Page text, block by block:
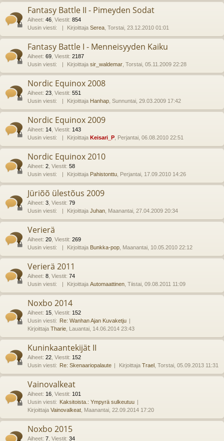
Fantasy Battle II - Pimeyden Sodat
Aiheet: 46 Viestit: 854
Uusin viesti:
Kirjoittaja Serea , Torstai, 23.12.2010 01:01
Fantasy Battle I - Menneisyyden Kaiku
Aiheet: 69 Viestit: 2187
Uusin viesti:
Kirjoittaja sir_waldemar , Torstai, 05.11.2009 22:28
Nordic Equinox 2008
Aiheet: 23 Viestit: 551
Uusin viesti:
Kirjoittaja Hanhap , Sunnuntai, 29.03.2009 17:42
Nordic Equinox 2009
Aiheet: 14 Viestit: 143
Uusin viesti:
Kirjoittaja Keisari_P , Perjantai, 06.08.2010 22:51
Nordic Equinox 2010
Aiheet: 2 Viestit: 58
Uusin viesti:
Kirjoittaja Pahistonttu , Perjantai, 17.09.2010 14:26
Jüriõõ ülestõus 2009
Aiheet: 3 Viestit: 79
Uusin viesti:
Kirjoittaja Juhan , Maanantai, 27.04.2009 20:34
Verierä
Aiheet: 20 Viestit: 269
Uusin viesti:
Kirjoittaja Bunkka-pop , Maanantai, 10.05.2010 22:12
Verierä 2011
Aiheet: 8 Viestit: 74
Uusin viesti:
Kirjoittaja Automaattinen , Tiistai, 09.08.2011 11:09
Noxbo 2014
Aiheet: 15 Viestit: 152
Uusin viesti: Re: Wanhan Ajan Kuvaketju
Kirjoittaja Tharie , Lauantai, 14.06.2014 23:43
Kuninkaantekijät II
Aiheet: 22 Viestit: 152
Uusin viesti: Re: Skenaariopalaute Kirjoittaja Trael , Torstai, 05.09.2013 11:31
Vainovalkeat
Aiheet: 16 Viestit: 101
Uusin viesti: Kaksitoista.: Ympyrä sulkeutuu
Kirjoittaja Vainovalkeat , Maanantai, 22.09.2014 17:20
Noxbo 2015
Aiheet: 7 Viestit: 34